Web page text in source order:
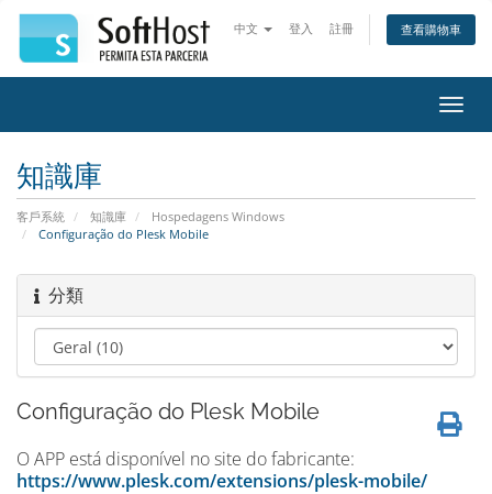
中文 登入 註冊 查看購物車
切
換
知識庫
客戶系統 知識庫
Hospedagens Windows
Configuração do Plesk Mobile
分類
Configuração do Plesk Mobile
O APP está disponível no site do fabricante:
https://www.plesk.com/extensions/plesk-mobile/